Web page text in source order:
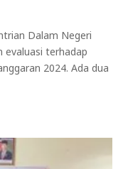
Dalam Negeri
evaluasi terhadap
2024. Ada dua